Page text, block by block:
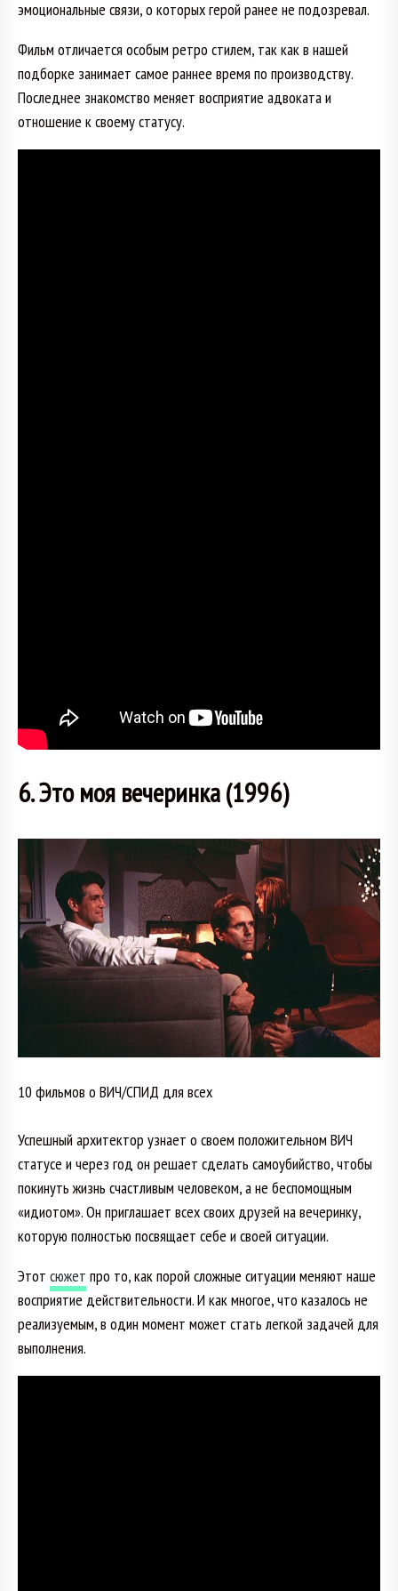
эмоциональные связи, о которых герой ранее не подозревал.
Фильм отличается особым ретро стилем, так как в нашей
подборке занимает самое раннее время по производству.
Последнее знакомство меняет восприятие адвоката и
отношение к своему статусу.
6. Это моя вечеринка (1996)
10 фильмов о ВИЧ/СПИД для всех
Успешный архитектор узнает о своем положительном ВИЧ
статусе и через год он решает сделать самоубийство, чтобы
покинуть жизнь счастливым человеком, а не беспомощным
«идиотом». Он приглашает всех своих друзей на вечеринку,
которую полностью посвящает себе и своей ситуации.
Этот сюжет про то, как порой сложные ситуации меняют наше
восприятие действительности. И как многое, что казалось не
реализуемым, в один момент может стать легкой задачей для
выполнения.